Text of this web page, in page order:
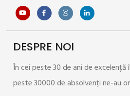
DESPRE NOI
În cei peste 30 de ani de excelență
peste 30000 de absolvenți ne-au